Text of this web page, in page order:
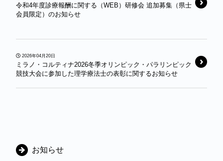
令和4年度診療報酬に関する（WEB）研修会 追加募集（県士
会員限定）のお知らせ
2026年04月20日
ミラノ・コルティナ2026冬季オリンピック・パラリンピック
競技大会に参加した理学療法士の表彰に関するお知らせ
カ
お知らせ